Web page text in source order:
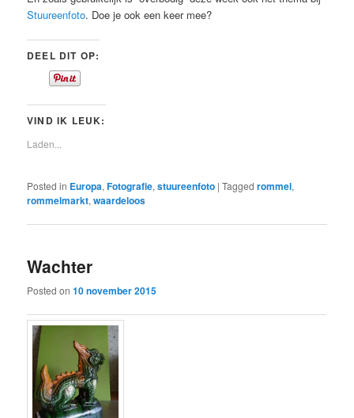
Stuureenfoto. Doe je ook een keer mee?
DEEL DIT OP:
VIND IK LEUK:
Laden...
Posted in Europa,Fotografie,stuureenfoto |Tagged rommel,
rommelmarkt,waardeloos
Wachter
Posted on10 november 2015